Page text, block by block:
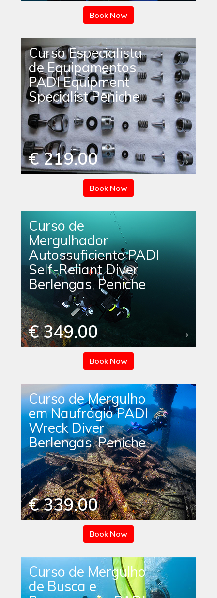
Book Now
Curso Especialista
de Equipamentos
PADI Equipment
Specialist Peniche
€ 219.00
Book Now
Curso de
Mergulhador
Autossuficiente PADI
Self-Reliant Diver
Berlengas, Peniche
€ 349.00
Book Now
Curso de Mergulho
em Naufrágio PADI
Wreck Diver
Berlengas, Peniche
€ 339.00
Book Now
Curso de Mergulho
de Busca e